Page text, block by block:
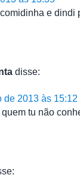
e
disse:
de 2013 às 15:12
tu não